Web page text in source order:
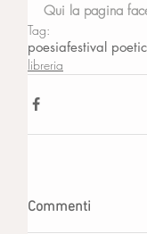
Qui la pagina
Tag:
poesiafestival
libreria
Commenti